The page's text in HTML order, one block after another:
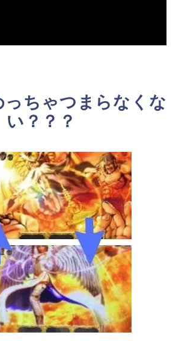
ちゃつまらなくな
い？？？